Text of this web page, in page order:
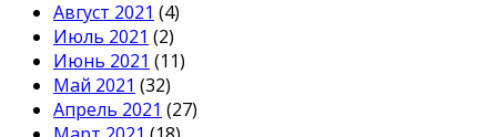
Август 2021 (4)
Июль 2021 (2)
Июнь 2021 (11)
Май 2021 (32)
Апрель 2021 (27)